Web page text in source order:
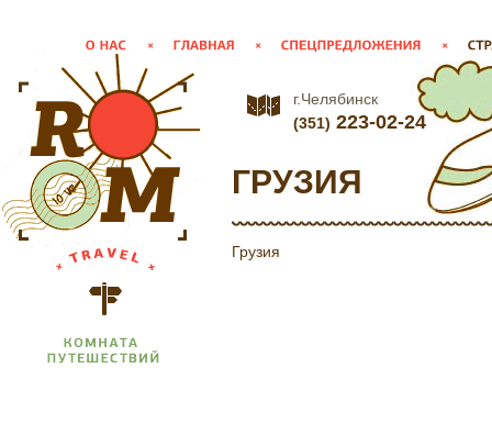
г.Челябинск
(351) 223-02-24
ГРУЗИЯ
Грузия